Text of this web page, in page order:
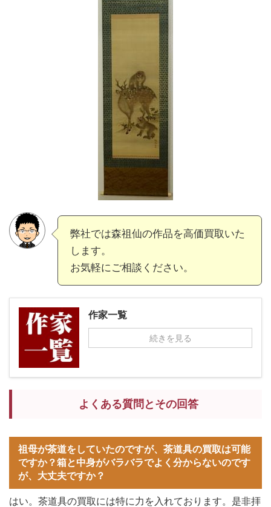
弊社では森祖仙の作品を高価買取いた
します。
お気軽にご相談ください。
作家一覧
続きを見る
よくある質問とその回答
祖母が茶道をしていたのですが、茶道具の買取は可能
ですか？箱と中身がバラバラでよく分からないのです
が、大丈夫ですか？
はい。茶道具の買取には特に力を入れております。是非拝